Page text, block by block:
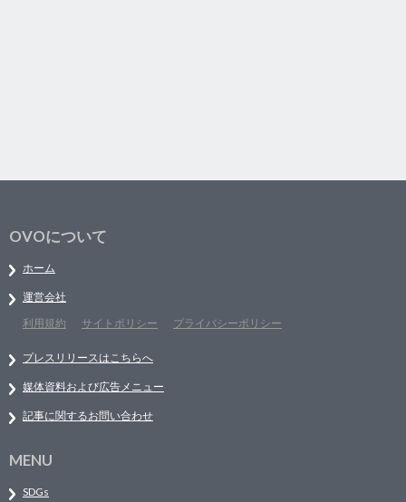
OVOについて
ホーム
運営会社
利用規約
サイトポリシー プライバシーポリシー
プレスリリースはこちらへ
媒体資料および広告メニュー
記事に関するお問い合わせ
MENU
SDGs